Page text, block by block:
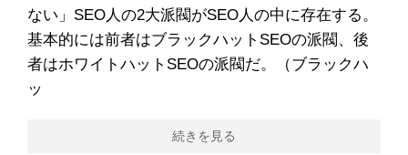
ない」SEO人の2大派閥がSEO人の中に存在する。
基本的には前者はブラックハットSEOの派閥、後
者はホワイトハットSEOの派閥だ。（ブラックハ
ッ
続きを見る